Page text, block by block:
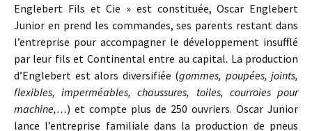
Englebert Fils et Cie » est constituée, Oscar Englebert
Junior en prend les commandes, ses parents restant dans
l’entreprise pour accompagner le développement insufflé
par leur fils et Continental entre au capital. La production
d’Englebert est alors diversifiée (gommes, poupées, joints,
flexibles, imperméables, chaussures, toiles, courroies pour
machine,…) et compte plus de 250 ouvriers. Oscar Junior
lance l’entreprise familiale dans la production de pneus